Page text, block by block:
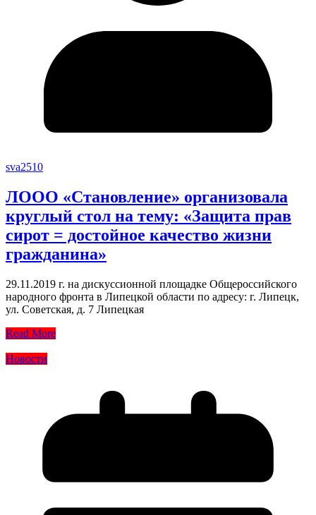
sva2510
ЛООО «Становление» организовала
круглый стол на тему: «Защита прав
сирот = достойное качество жизни
гражданина»
29.11.2019 г. на дискуссионной площадке Общероссийского
народного фронта в Липецкой области по адресу: г. Липецк,
ул. Советская, д. 7 Липецкая
Read More
Новости